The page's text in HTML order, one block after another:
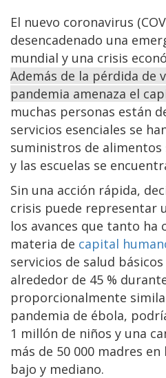
El nuevo coronavirus
desencadenado una
mundial y una crisis
Además de la pérdida de
pandemia amenaza el
muchas personas están
servicios esenciales se
suministros de alimentos
y las escuelas se
Sin una acción rápida,
crisis puede representar
los avances que tanto ha
materia de capital
servicios de salud
alrededor de 45 %
proporcionalmente
pandemia de ébola,
1 millón de niños y una
más de 50 000 madres
bajo y mediano.